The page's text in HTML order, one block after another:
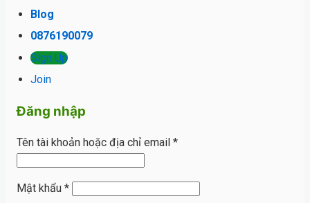
Blog
0876190079
Sign Up
Join
Đăng nhập
Tên tài khoản hoặc địa chỉ email *
Mật khẩu *